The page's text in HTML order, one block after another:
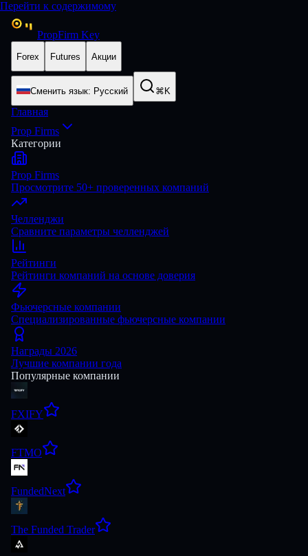
Перейти к содержимому
PropFirm Key
Forex Futures Акции
Сменить язык: Русский ⌘K
Главная
Prop Firms
Категории
Prop Firms
Просмотрите 50+ проверенных компаний
Челленджи
Сравните параметры челленджей
Рейтинги
Рейтинги компаний на основе доверия
Фьючерсные компании
Специализированные фьючерсные компании
Награды 2026
Лучшие компании года
Популярные компании
FXIFY
FTMO
FundedNext
The Funded Trader